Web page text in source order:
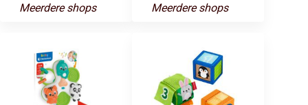
Meerdere shops Meerdere shops